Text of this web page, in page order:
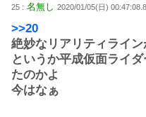
25 : 名無し 2020/01/05(日)
>>20
絶妙なリアリティライ
というか平成仮面ライ
たのかよ
今はなぁ